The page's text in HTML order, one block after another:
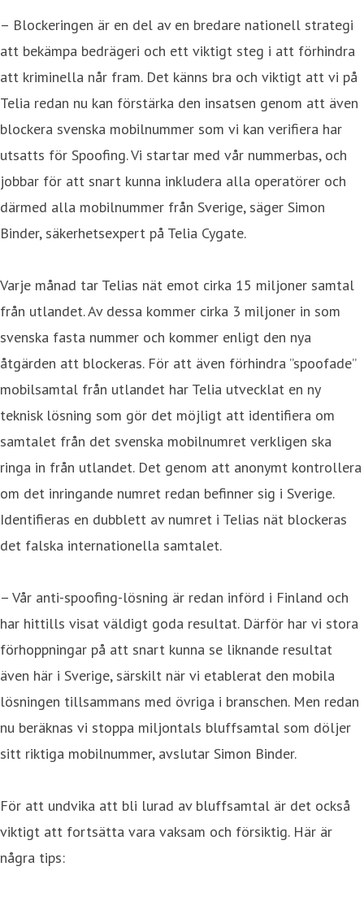
– Blockeringen är en del av en bredare nationell strategi
att bekämpa bedrägeri och ett viktigt steg i att förhindra
att kriminella når fram. Det känns bra och viktigt att vi på
Telia redan nu kan förstärka den insatsen genom att även
blockera svenska mobilnummer som vi kan verifiera har
utsatts för Spoofing. Vi startar med vår nummerbas, och
jobbar för att snart kunna inkludera alla operatörer och
därmed alla mobilnummer från Sverige, säger Simon
Binder, säkerhetsexpert på Telia Cygate.
Varje månad tar Telias nät emot cirka 15 miljoner samtal
från utlandet. Av dessa kommer cirka 3 miljoner in som
svenska fasta nummer och kommer enligt den nya
åtgärden att blockeras. För att även förhindra ”spoofade”
mobilsamtal från utlandet har Telia utvecklat en ny
teknisk lösning som gör det möjligt att identifiera om
samtalet från det svenska mobilnumret verkligen ska
ringa in från utlandet. Det genom att anonymt kontrollera
om det inringande numret redan befinner sig i Sverige.
Identifieras en dubblett av numret i Telias nät blockeras
det falska internationella samtalet.
– Vår anti-spoofing-lösning är redan införd i Finland och
har hittills visat väldigt goda resultat. Därför har vi stora
förhoppningar på att snart kunna se liknande resultat
även här i Sverige, särskilt när vi etablerat den mobila
lösningen tillsammans med övriga i branschen. Men redan
nu beräknas vi stoppa miljontals bluffsamtal som döljer
sitt riktiga mobilnummer, avslutar Simon Binder.
För att undvika att bli lurad av bluffsamtal är det också
viktigt att fortsätta vara vaksam och försiktig. Här är
några tips: